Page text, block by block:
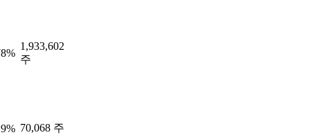
1,933,602
주
70,068 주